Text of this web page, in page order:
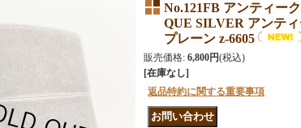
No.121FB アンティー
QUE SILVER アンテ
プレーン z-6605
販売価格: 6,800円(税込)
[在庫なし]
返品特約に関する重要事項